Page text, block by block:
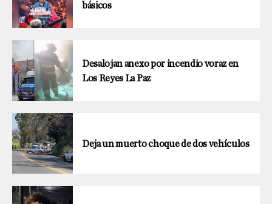
básicos
Desalojan anexo por incendio voraz en
Los Reyes La Paz
Deja un muerto choque de dos vehículos